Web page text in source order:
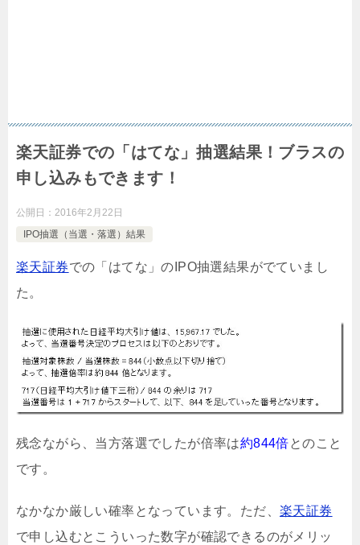
楽天証券での「はてな」抽選結果！ブラスの
申し込みもできます！
公開日： 2016年2月22日
IPO抽選（当選・落選）結果
楽天証券での「はてな」のIPO抽選結果がでていまし
た。
残念ながら、当方落選でしたが倍率は約844倍とのこと
です。
なかなか厳しい確率となっています。ただ、 楽天証券
で申し込むとこういった数字が確認できるのがメリッ